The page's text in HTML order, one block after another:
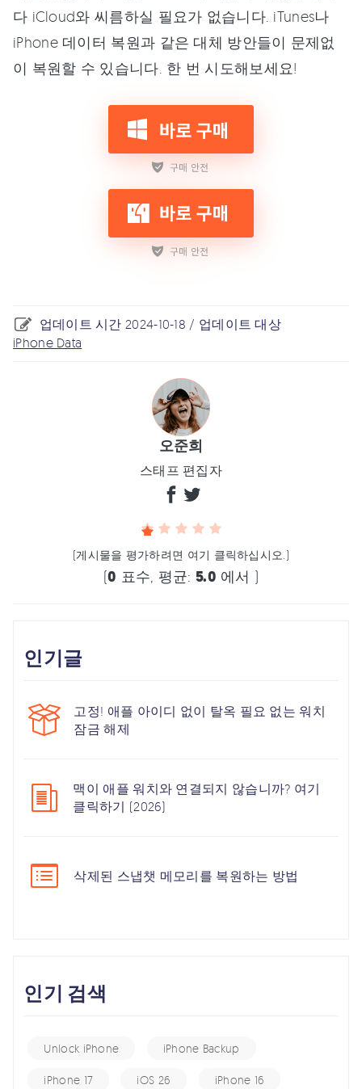
다 iCloud와 씨름하실 필요가 없습니다. iTunes나
iPhone 데이터 복원과 같은 대체 방안들이 문제없
이 복원할 수 있습니다. 한 번 시도해보세요!
업데이트 시간 2024-10-18 / 업데이트 대상
iPhone Data
오준희
스태프 편집자
(게시물을 평가하려면 여기 클릭하십시오.)
(0 표수, 평균: 5.0 에서 )
인기글
고정! 애플 아이디 없이 탈옥 필요 없는 워치
잠금 해제
맥이 애플 워치와 연결되지 않습니까? 여기
클릭하기 (2026)
삭제된 스냅챗 메모리를 복원하는 방법
인기 검색
Unlock iPhone iPhone Backup
iPhone 17 iOS 26 iPhone 16